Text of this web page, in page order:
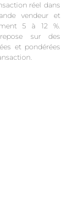
réel dans
vendeur et
5 à 12 %.
sur des
et pondérées